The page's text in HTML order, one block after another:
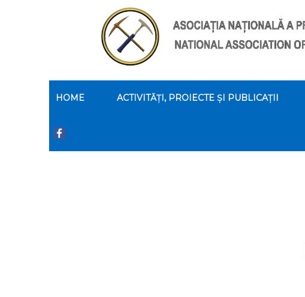
HOME ACTIVITĂȚI, PROIECTE ȘI PUBLICAȚII